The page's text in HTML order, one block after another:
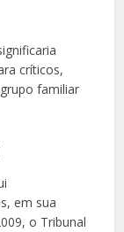
críticos,
familiar
em sua
o Tribunal